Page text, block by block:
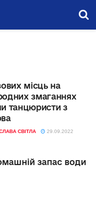
місць на
змаганнях
танцюристи з
СВІТЛА 29.09.2022
запас води